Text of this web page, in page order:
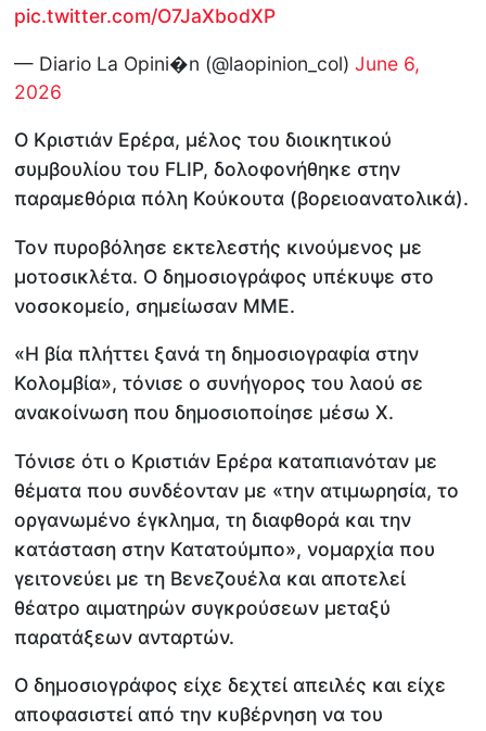
pic.twitter.com/O7JaXbodXP
— Diario La Opini�n (@laopinion_col)June 6,
2026
Ο Κριστιάν Ερέρα, μέλος του διοικητικού
συμβουλίου του FLIP, δολοφονήθηκε στην
παραμεθόρια πόλη Κούκουτα (βορειοανατολικά).
Τον πυροβόλησε εκτελεστής κινούμενος με
μοτοσικλέτα. Ο δημοσιογράφος υπέκυψε στο
νοσοκομείο, σημείωσαν ΜΜΕ.
«Η βία πλήττει ξανά τη δημοσιογραφία στην
Κολομβία», τόνισε ο συνήγορος του λαού σε
ανακοίνωση που δημοσιοποίησε μέσω X.
Τόνισε ότι ο Κριστιάν Ερέρα καταπιανόταν με
θέματα που συνδέονταν με «την ατιμωρησία, το
οργανωμένο έγκλημα, τη διαφθορά και την
κατάσταση στην Κατατούμπο», νομαρχία που
γειτονεύει με τη Βενεζουέλα και αποτελεί
θέατρο αιματηρών συγκρούσεων μεταξύ
παρατάξεων ανταρτών.
Ο δημοσιογράφος είχε δεχτεί απειλές και είχε
αποφασιστεί από την κυβέρνηση να του